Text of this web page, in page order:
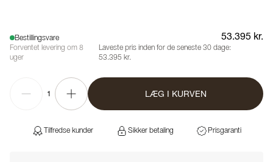
Bestillingsvare
Forventet levering om 8
uger
53.395 kr.
Laveste pris inden for de seneste 30 dage:
53.395 kr.
1 LÆG I KURVEN
Tilfredse kunder Sikker betaling Prisgaranti